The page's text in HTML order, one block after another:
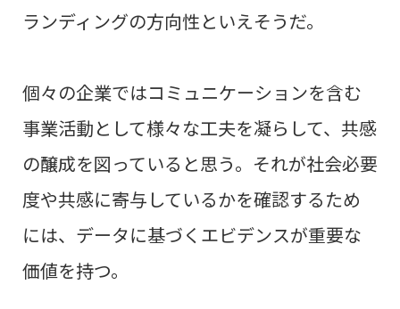
ランディングの方向性といえそうだ。
個々の企業ではコミュニケーションを含む
事業活動として様々な工夫を凝らして、共感
の醸成を図っていると思う。それが社会必要
度や共感に寄与しているかを確認するため
には、データに基づくエビデンスが重要な
価値を持つ。